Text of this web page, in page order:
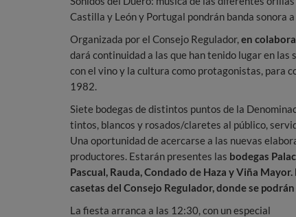
Castilla y León y Portugal pondrán banda sonora
Organizada por el Consejo Regulador,en
dará continuidad a las que han tenido lugar en las
con el vino y la cultura como protagonistas, para
1982.
Siete bodegas de distintos puntos de la
tintos, blancos y rosados/claretes al público,
Una oportunidad de acercarse a las nuevas
productores. Estarán presentes las bodegas
Pascual, Rauda, Condado de Haza y Viña
casetas del Consejo Regulador, donde se
La fiesta arranca a las 12:30, con un especial